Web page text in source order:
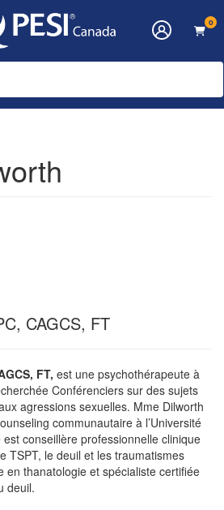
0
CAGCS, FT
FT, est une psychothérapeute à
Conférenciers sur des sujets
agressions sexuelles. Mme Dilworth
communautaire à l’Université
est conseillère professionnelle clinique
TSPT, le deuil et les traumatismes
en thanatologie et spécialiste certifiée
deuil.